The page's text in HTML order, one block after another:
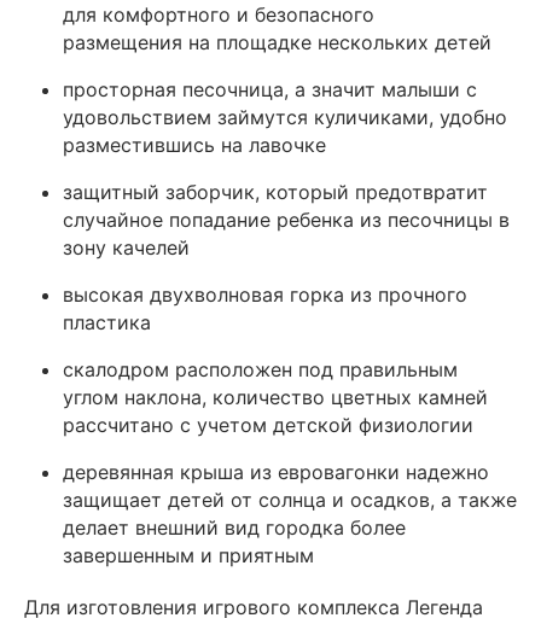
для комфортного и безопасного
размещения на площадке нескольких детей
просторная песочница, а значит малыши с
удовольствием займутся куличиками, удобно
разместившись на лавочке
защитный заборчик, который предотвратит
случайное попадание ребенка из песочницы в
зону качелей
высокая двухволновая горка из прочного
пластика
скалодром расположен под правильным
углом наклона, количество цветных камней
рассчитано с учетом детской физиологии
деревянная крыша из евровагонки надежно
защищает детей от солнца и осадков, а также
делает внешний вид городка более
завершенным и приятным
Для изготовления игрового комплекса Легенда